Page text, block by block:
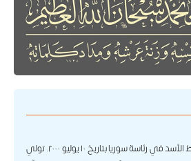
بشار الأسد خلف والده حافظ الأسد في رئاسة سوريا بتاريخ ١٠ يوليو ٢٠٠٠. تولي